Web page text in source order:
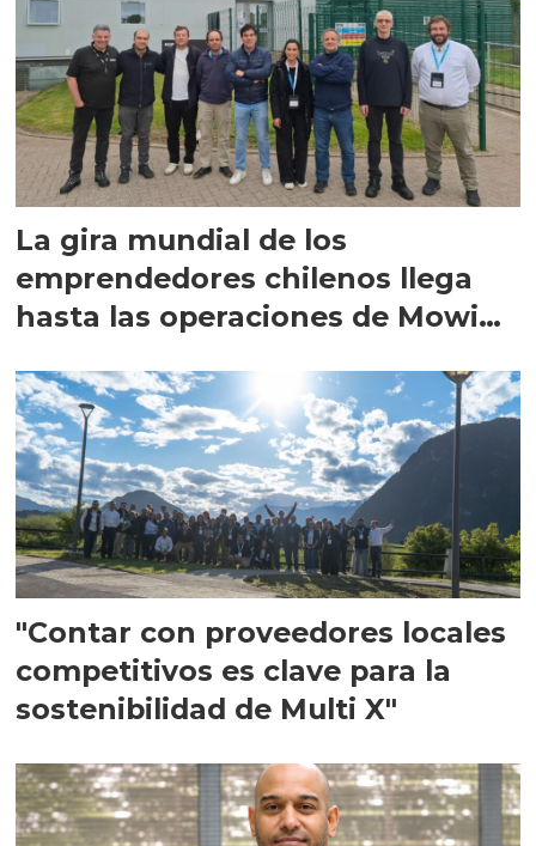
La gira mundial de los
emprendedores chilenos llega
hasta las operaciones de Mowi
"Contar con proveedores locales
competitivos es clave para la
sostenibilidad de Multi X"